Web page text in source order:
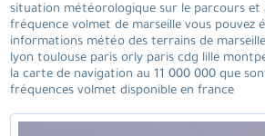
situation météorologique sur le parcours et
fréquence volmet de marseille vous pouvez
informations météo des terrains de
lyon toulouse paris orly paris cdg lille
la carte de navigation au 11 000 000 que
fréquences volmet disponible en france